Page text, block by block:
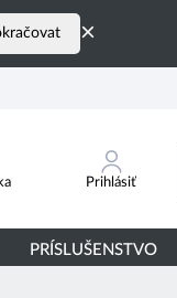
×
Prihlásiť
PRÍSLUŠENSTVO